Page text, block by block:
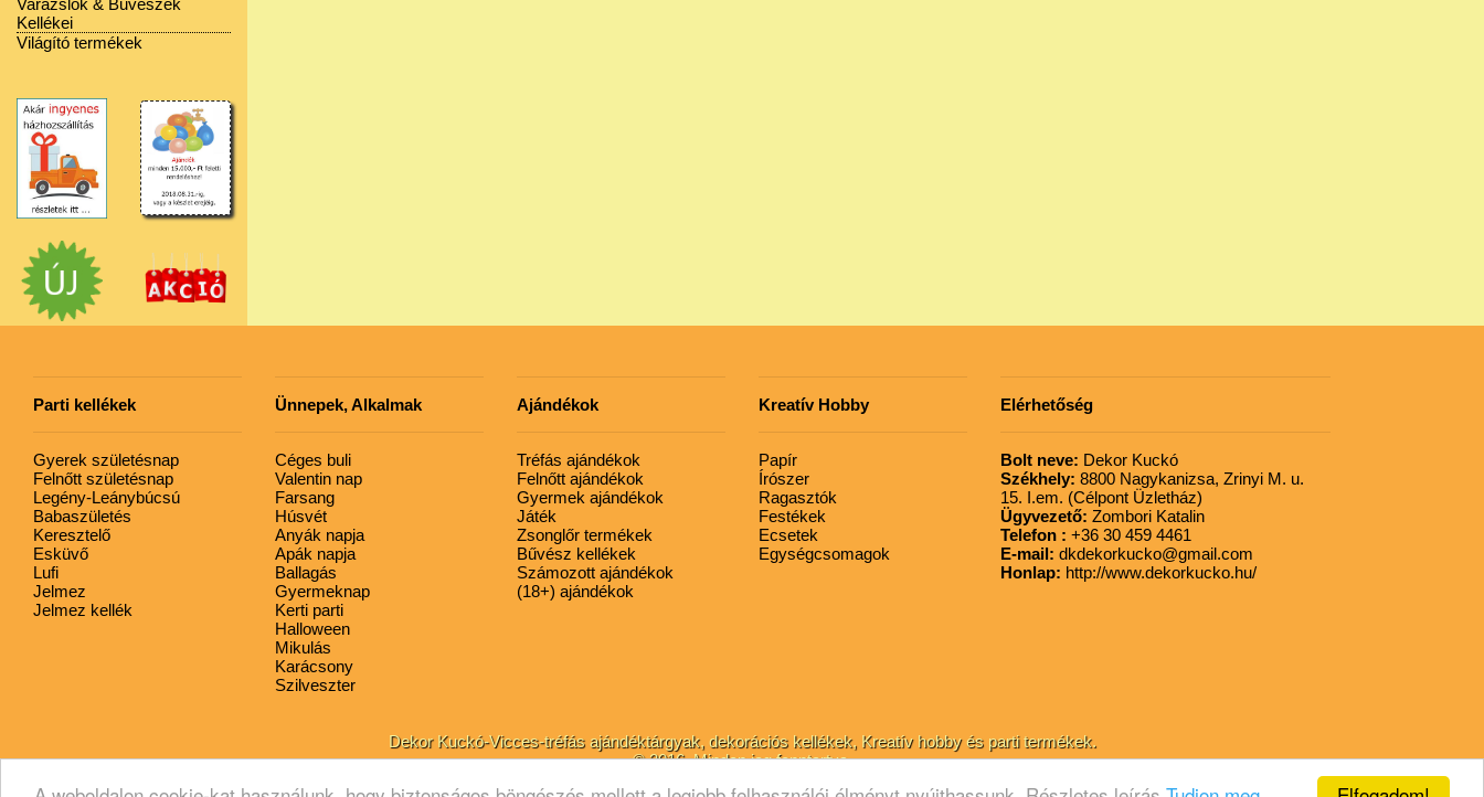
Varázslók & Bűvészek
Kellékei
Világító termékek
Parti kellékek
Gyerek születésnap
Felnőtt születésnap
Legény-Leánybúcsú
Babaszületés
Keresztelő
Esküvő
Lufi
Jelmez
Jelmez kellék
Ünnepek, Alkalmak
Céges buli
Valentin nap
Farsang
Húsvét
Anyák napja
Apák napja
Ballagás
Gyermeknap
Kerti parti
Halloween
Mikulás
Karácsony
Szilveszter
Ajándékok
Tréfás ajándékok
Felnőtt ajándékok
Gyermek ajándékok
Játék
Zsonglőr termékek
Bűvész kellékek
Számozott ajándékok
(18+) ajándékok
Kreatív Hobby
Papír
Írószer
Ragasztók
Festékek
Ecsetek
Egységcsomagok
Elérhetőség
Bolt neve: Dekor Kuckó
Székhely: 8800 Nagykanizsa, Zrinyi M. u.
15. I.em. (Célpont Üzletház)
Ügyvezető: Zombori Katalin
Telefon : +36 30 459 4461
E-mail: dkdekorkucko@gmail.com
Honlap: http://www.dekorkucko.hu/
Dekor Kuckó-Vicces-tréfás ajándéktárgyak, dekorációs kellékek, Kreatív hobby és parti termékek.
© 2016. Minden jog fenntartva.